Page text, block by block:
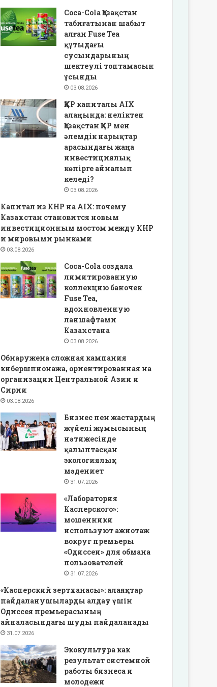
Coca-Cola Қазақстан
табиғатынан шабыт
алған Fuse Tea
құтыдағы
сусындарының
шектеулі топтамасын
ұсынды
03.08.2026
ҚХР капиталы AIX
алаңында: неліктен
Қазақстан ҚХР мен
әлемдік нарықтар
арасындағы жаңа
инвестициялық
көпірге айналып
келеді?
03.08.2026
Капитал из КНР на AIX: почему
Казахстан становится новым
инвестиционным мостом между КНР
и мировыми рынками
03.08.2026
Coca-Cola создала
лимитированную
коллекцию баночек
Fuse Tea,
вдохновленную
ланшафтами
Казахстана
03.08.2026
Обнаружена сложная кампания
кибершпионажа, ориентированная на
организации Центральной Азии и
Сирии
03.08.2026
Бизнес пен жастардың
жүйелі жұмысының
нәтижесінде
қалыптасқан
экологиялық
мәдениет
31.07.2026
«Лаборатория
Касперского»:
мошенники
используют ажиотаж
вокруг премьеры
«Одиссеи» для обмана
пользователей
31.07.2026
«Касперский зертханасы»: алаяқтар
пайдаланушыларды алдау үшін
Одиссея премьерасының
айналасындағы шуды пайдаланады
31.07.2026
Экокультура как
результат системной
работы бизнеса и
молодежи